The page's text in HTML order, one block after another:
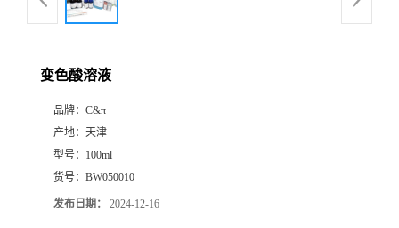
变色酸溶液
品牌： C&π
产地： 天津
型号： 100ml
货号： BW050010
发布日期： 2024-12-16